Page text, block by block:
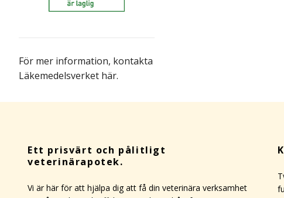
För mer information, kontakta
Läkemedelsverket här.
Ett prisvärt och pålitligt
veterinärapotek.
Vi är här för att hjälpa dig att få din veterinära verksamhet